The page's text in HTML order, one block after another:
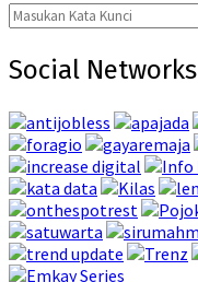
Search
for:
Social Networks